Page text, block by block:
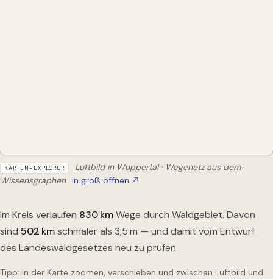
KARTEN-EXPLORER
Luftbild in Wuppertal · Wegenetz aus dem
Wissensgraphen in groß öffnen ↗
Im Kreis verlaufen 830kmWege durch Waldgebiet. Davon
sind 502 kmschmaler als 3,5 m — und damit vom Entwurf
des Landeswaldgesetzes neu zu prüfen.
Tipp: in der Karte zoomen, verschieben und zwischen Luftbild und